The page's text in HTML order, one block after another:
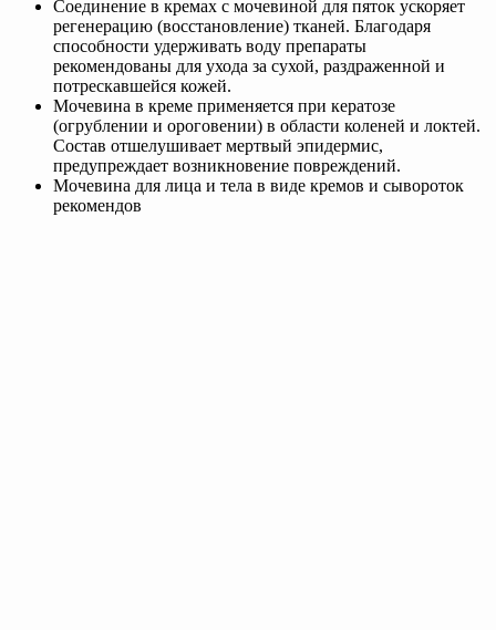
Соединение в кремах с мочевиной для пяток ускоряет
регенерацию (восстановление) тканей. Благодаря
способности удерживать воду препараты
рекомендованы для ухода за сухой, раздраженной и
потрескавшейся кожей.
Мочевина в креме применяется при кератозе
(огрублении и ороговении) в области коленей и локтей.
Состав отшелушивает мертвый эпидермис,
предупреждает возникновение повреждений.
Мочевина для лица и тела в виде кремов и сывороток
рекомендов